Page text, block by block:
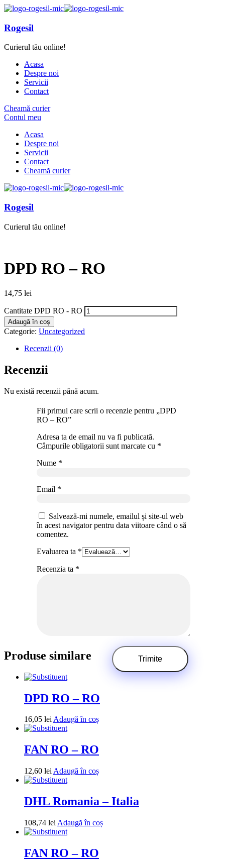
Rogesil
Curierul tău online!
Acasa
Despre noi
Servicii
Contact
Cheamă curier
Contul meu
Acasa
Despre noi
Servicii
Contact
Cheamă curier
Rogesil
Curierul tău online!
DPD RO – RO
14,75 lei
Cantitate DPD RO - RO
Adaugă în coș
Categorie: Uncategorized
Recenzii (0)
Recenzii
Nu există recenzii până acum.
Fii primul care scrii o recenzie pentru „DPD
RO – RO”
Adresa ta de email nu va fi publicată.
Câmpurile obligatorii sunt marcate cu *
Nume *
Email *
Salvează-mi numele, emailul și site-ul web
în acest navigator pentru data viitoare când o să
comentez.
Evaluarea ta *
Recenzia ta *
Produse similare
DPD RO – RO
16,05 leiAdaugă în coș
FAN RO – RO
12,60 lei Adaugă în coș
DHL Romania – Italia
108,74 lei Adaugă în coș
FAN RO – RO